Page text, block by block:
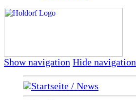
Show navigation Hide navigation
Startseite / News